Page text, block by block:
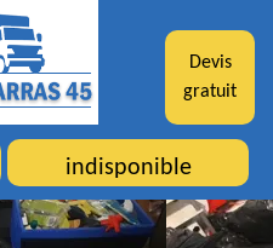
Devis
gratuit
indisponible